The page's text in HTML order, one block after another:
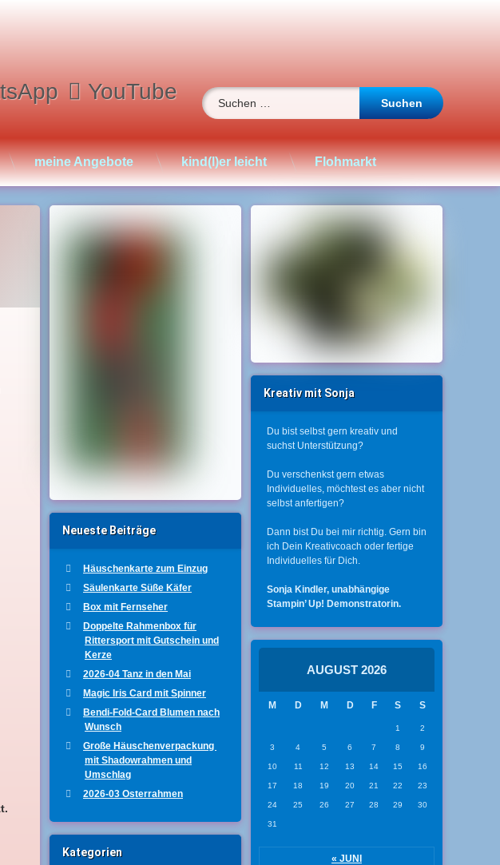
YouTube
Suchen nach:
meine Angebote kind(l)er leicht Flohmarkt
Neueste Beiträge
Häuschenkarte zum Einzug
Säulenkarte Süße Käfer
Box mit Fernseher
Doppelte Rahmenbox für
Rittersport mit Gutschein und
Kerze
2026-04 Tanz in den Mai
Magic Iris Card mit Spinner
Bendi-Fold-Card Blumen nach
Wunsch
Große Häuschenverpackung
mit Shadowrahmen und
Umschlag
2026-03 Osterrahmen
Kategorien
Kreativ mit Sonja
Du bist selbst gern kreativ und
suchst Unterstützung?
Du verschenkst gern etwas
Individuelles, möchtest es aber nicht
selbst anfertigen?
Dann bist Du bei mir richtig. Gern bin
ich Dein Kreativcoach oder fertige
Individuelles für Dich.
Sonja Kindler, unabhängige
Stampin’ Up! Demonstratorin.
AUGUST 2026
M D M D F S S
1 2
3 4 5 6 7 8 9
10 11 12 13 14 15 16
17 18 19 20 21 22 23
24 25 26 27 28 29 30
31
« JUNI